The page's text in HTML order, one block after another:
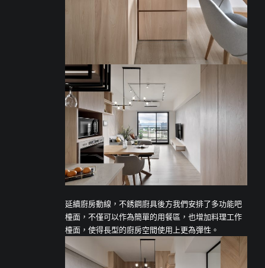
延續廚房動線，不銹鋼廚具後方我們安排了多功能吧
檯面，不僅可以作為簡單的用餐區，也增加料理工作
檯面，使得長型的廚房空間使用上更為彈性。